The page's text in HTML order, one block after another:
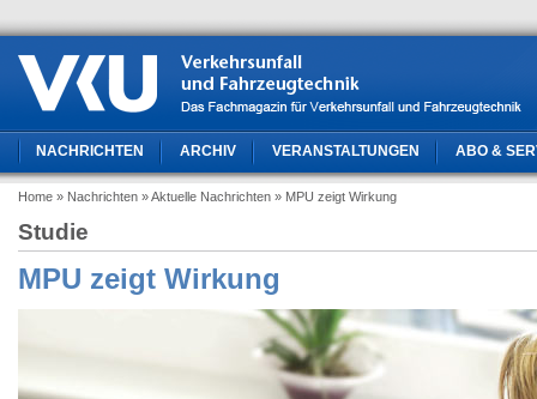
NACHRICHTEN ARCHIV VERANSTALTUNGEN ABO &
Home » Nachrichten » Aktuelle Nachrichten » MPU zeigt Wirkung
Studie
MPU zeigt Wirkung